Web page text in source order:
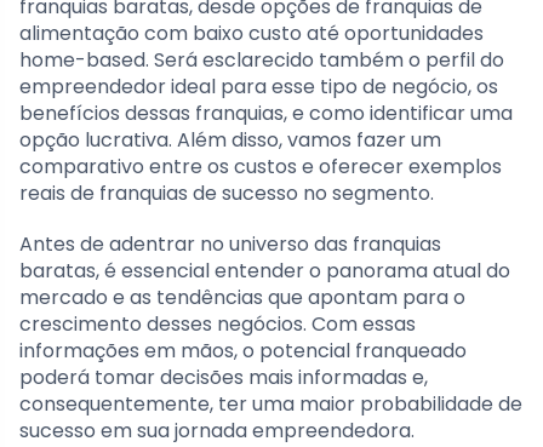
franquias baratas, desde opções de franquias de
alimentação com baixo custo até oportunidades
home-based. Será esclarecido também o perfil do
empreendedor ideal para esse tipo de negócio, os
benefícios dessas franquias, e como identificar uma
opção lucrativa. Além disso, vamos fazer um
comparativo entre os custos e oferecer exemplos
reais de franquias de sucesso no segmento.
Antes de adentrar no universo das franquias
baratas, é essencial entender o panorama atual do
mercado e as tendências que apontam para o
crescimento desses negócios. Com essas
informações em mãos, o potencial franqueado
poderá tomar decisões mais informadas e,
consequentemente, ter uma maior probabilidade de
sucesso em sua jornada empreendedora.